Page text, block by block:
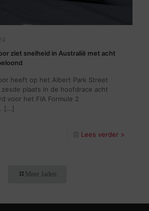
ziet snelheid in Australië met acht
heeft op het Albert Park Street
plaats in de hoofdrace acht
voor het FIA Formule 2
[…]
Lees verder >
Meer laden